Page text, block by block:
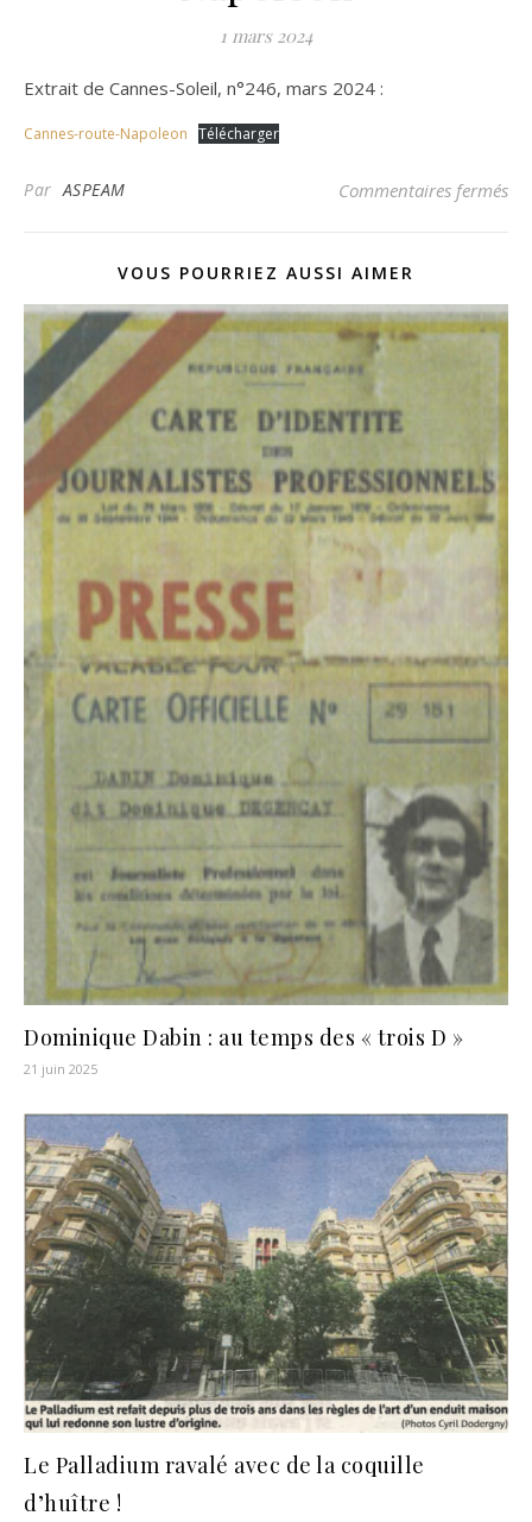
1 mars 2024
Extrait de Cannes-Soleil, n°246, mars 2024 :
Cannes-route-Napoleon Télécharger
ParASPEAM Commentaires fermés
VOUS POURRIEZ AUSSI AIMER
Dominique Dabin : au temps des « trois D »
21 juin 2025
Le Palladium ravalé avec de la coquille
d’huître !